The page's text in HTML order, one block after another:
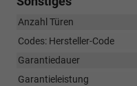
Anzahl Türen
Codes: Hersteller-Code
Garantiedauer
Garantieleistung